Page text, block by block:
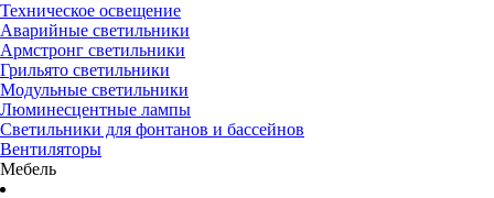
Техническое освещение
Аварийные светильники
Армстронг светильники
Грильято светильники
Модульные светильники
Люминесцентные лампы
Светильники для фонтанов и бассейнов
Вентиляторы
Мебель